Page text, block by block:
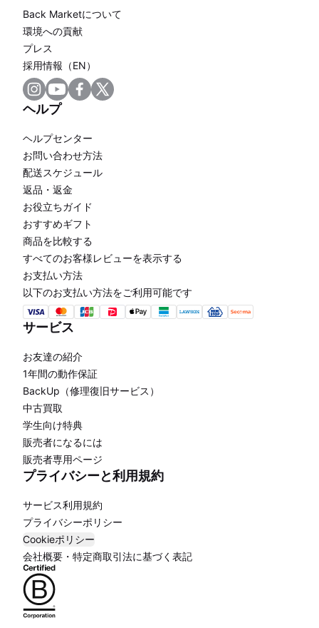
Back Marketについて
環境への貢献
プレス
採用情報（EN）
ヘルプ
ヘルプセンター
お問い合わせ方法
配送スケジュール
返品・返金
お役立ちガイド
おすすめギフト
商品を比較する
すべてのお客様レビューを表示する
お支払い方法
以下のお支払い方法をご利用可能です
サービス
お友達の紹介
1年間の動作保証
BackUp（修理復旧サービス）
中古買取
学生向け特典
販売者になるには
販売者専用ページ
プライバシーと利用規約
サービス利用規約
プライバシーポリシー
Cookieポリシー
会社概要・特定商取引法に基づく表記